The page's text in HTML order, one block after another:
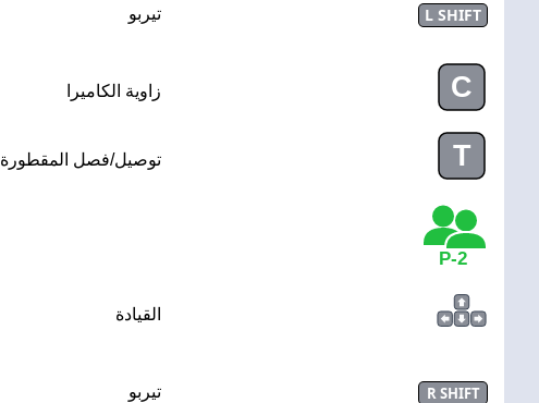
L SHIFT تيربو
C زاوية الكاميرا
T توصيل/فصل المقطورة
2-P
القيادة
R SHIFT تيربو